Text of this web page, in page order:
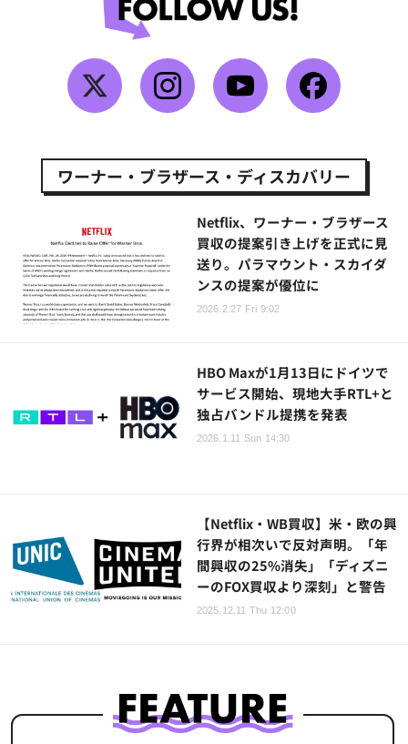
ワーナー・ブラザース・ディスカバリー
Netflix、ワーナー・ブラザース
買収の提案引き上げを正式に見
送り。パラマウント・スカイダ
ンスの提案が優位に
2026.2.27 Fri 9:02
HBO Maxが1月13日にドイツで
サービス開始、現地大手RTL+と
独占バンドル提携を発表
2026.1.11 Sun 14:30
【Netflix・WB買収】米・欧の興
行界が相次いで反対声明。「年
間興収の25%消失」「ディズニ
ーのFOX買収より深刻」と警告
2025.12.11 Thu 12:00